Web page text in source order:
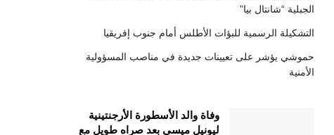
الجبلية “شانتال بيا”
التشكيلة الرسمية للبؤات الأطلس أمام جنوب إفريقيا
حموشي يؤشر على تعيينات جديدة في مناصب المسؤولية
الأمنية
وفاة والد الأسطورة الأرجنتينية
ليونيل ميسي بعد صراه طويل مع